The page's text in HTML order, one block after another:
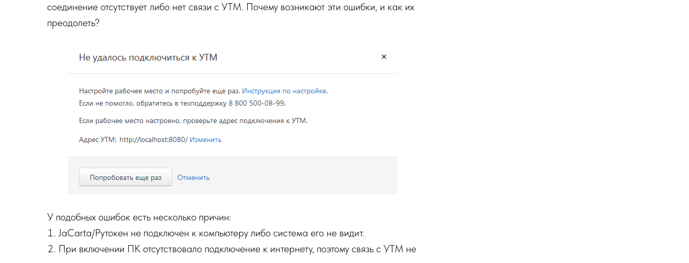
соединение отсутствует либо нет связи с УТМ. Почему возникают эти ошибки, и как их
преодолеть?
У подобных ошибок есть несколько причин:
JaCarta/Рутокен не подключен к компьютеру либо система его не видит.
При включении ПК отсутствовало подключение к интернету, поэтому связь с УТМ не